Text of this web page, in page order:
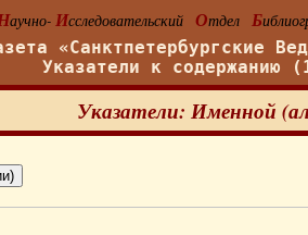
аучно- Исследовательский Отдел Б
«Санктпетербургские
Указатели к содержанию
Указатели: Именной